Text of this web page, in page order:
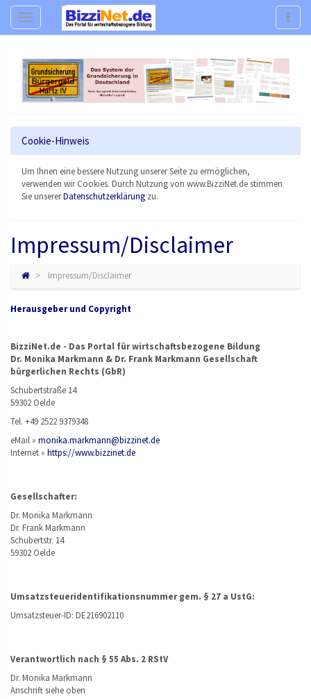
Navigation
Cookie-Hinweis
Um Ihnen eine bessere Nutzung unserer Seite zu ermöglichen,
verwenden wir Cookies. Durch Nutzung von www.BizziNet.de stimmen
Sie unsererDatenschutzerklärung zu.
Impressum/Disclaimer
Impressum/Disclaimer
Herausgeber und Copyright
BizziNet.de - Das Portal für wirtschaftsbezogene Bildung
Dr. Monika Markmann & Dr. Frank Markmann Gesellschaft
bürgerlichen Rechts (GbR)
Schubertstraße 14
59302 Oelde
Tel. +49 2522 9379348
eMail » monika.markmann@bizzinet.de
Internet » https://www.bizzinet.de
Gesellschafter:
Dr. Monika Markmann
Dr. Frank Markmann
Schubertstr. 14
59302 Oelde
Umsatzsteueridentifikationsnummer gem. § 27 a UstG:
Umsatzsteuer-ID: DE216902110
Verantwortlich nach § 55 Abs. 2 RStV
Dr. Monika Markmann
Anschrift siehe oben